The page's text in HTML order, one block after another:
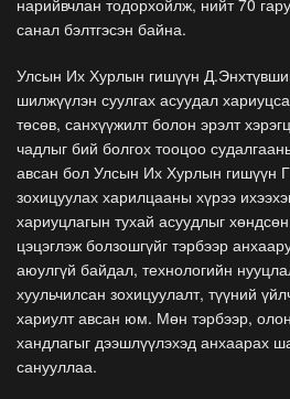
санал бэлтгэсэн байна.
Улсын Их Хурлын гишүүн
шилжүүлэн суулгах асуудал
төсөв, санхүүжилт болон эрэлт
чадлыг бий болгох тооцоо
авсан бол Улсын Их Хурлын гишүүн
зохицуулах харилцааны хүрээ
хариуцлагын тухай асуудлыг
цэцэглэж болзошгүйг тэрбээр
аюулгүй байдал, технологийн
хуульчилсан зохицуулалт, түүний
хариулт авсан юм. Мөн тэрбээр,
хандлагыг дээшлүүлэхэд анхаарах
санууллаа.